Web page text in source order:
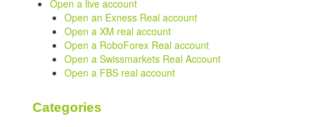
Open a live account
Open an Exness Real account
Open a XM real account
Open a RoboForex Real account
Open a Swissmarkets Real Account
Open a FBS real account
Categories